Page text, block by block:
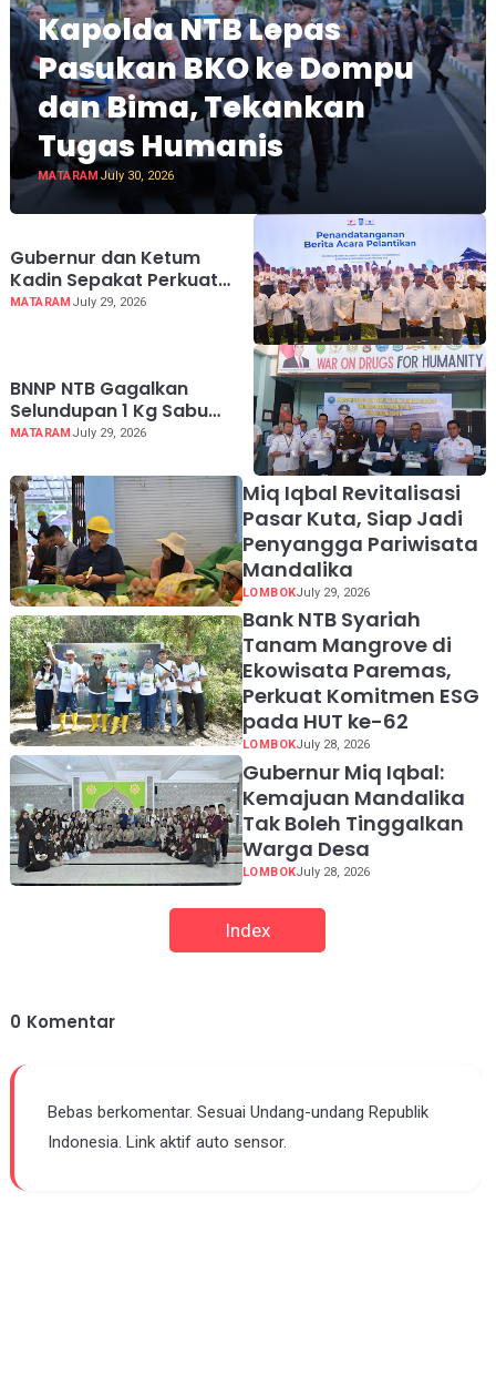
Kapolda NTB Lepas
Pasukan BKO ke Dompu
dan Bima, Tekankan
Tugas Humanis
MATARAM July 30, 2026
Gubernur dan Ketum
Kadin Sepakat Perkuat
Kolaborasi Investasi,
MATARAM July 29, 2026
BNNP NTB Gagalkan
Selundupan 1 Kg Sabu
Jaringan Malaysia -
di Korset hingga Dubur
MATARAM July 29, 2026
Miq Iqbal Revitalisasi
Pasar Kuta, Siap Jadi
Penyangga Pariwisata
Mandalika
LOMBOKJuly 29, 2026
Bank NTB Syariah
Tanam Mangrove di
Ekowisata Paremas,
Perkuat Komitmen ESG
pada HUT ke-62
LOMBOKJuly 28, 2026
Gubernur Miq Iqbal:
Kemajuan Mandalika
Tak Boleh Tinggalkan
Warga Desa
LOMBOKJuly 28, 2026
Index
0 Komentar
Bebas berkomentar. Sesuai Undang-undang Republik
Indonesia. Link aktif auto sensor.